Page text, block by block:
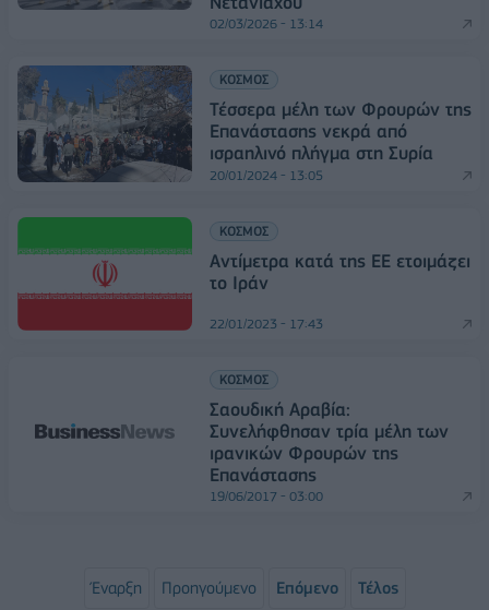
02/03/2026 - 13:14
ΚΟΣΜΟΣ
Τέσσερα μέλη των Φρουρών της
Επανάστασης νεκρά από
ισραηλινό πλήγμα στη Συρία
20/01/2024 - 13:05
ΚΟΣΜΟΣ
Αντίμετρα κατά της ΕΕ ετοιμάζει
το Ιράν
22/01/2023 - 17:43
ΚΟΣΜΟΣ
Σαουδική Αραβία:
Συνελήφθησαν τρία μέλη των
ιρανικών Φρουρών της
Επανάστασης
19/06/2017 - 03:00
Έναρξη Προηγούμενο Επόμενο Τέλος